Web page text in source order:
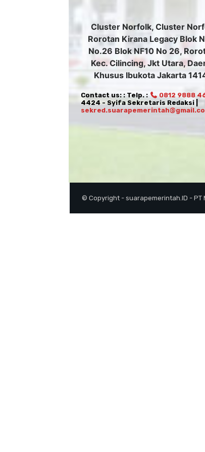
Cluster Norfolk, Cluster
Rorotan Kirana Legacy Blok
No.26 Blok NF10 No 26,
Kec. Cilincing, Jkt Utara,
Khusus Ibukota Jakarta
Contact us: : Telp. : 0812 9888
4424 - Syifa Sekretaris Redaksi |
© Copyright - suarapemerintah.ID - PT